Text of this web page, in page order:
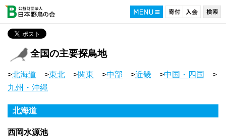
全国の主要探鳥地
>北海道 >東北 >関東 >中部 >近畿 >中国・四国
>
九州・沖縄
北海道
西岡水源池